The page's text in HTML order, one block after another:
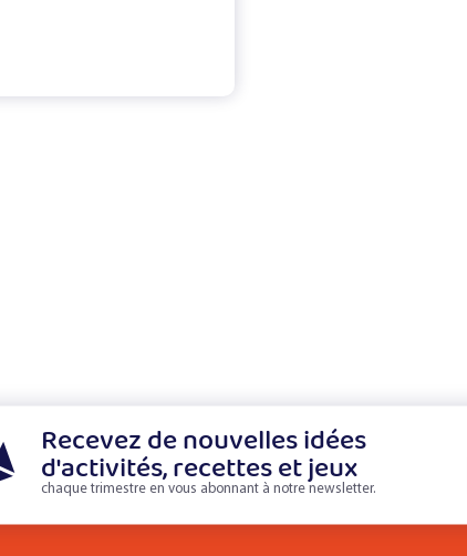
Recevez de nouvelles idées
d'activités, recettes et jeux
chaque trimestre en vous abonnant à notre newsletter.